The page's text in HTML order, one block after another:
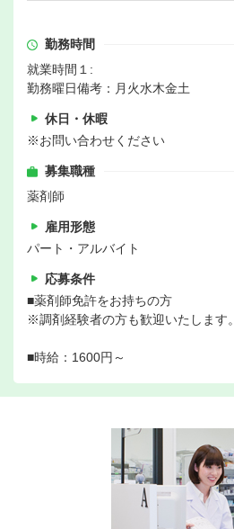
勤務時間
就業時間１:
勤務曜日備考：月火水木金土
休日・休暇
※お問い合わせください
募集職種
薬剤師
雇用形態
パート・アルバイト
応募条件
■薬剤師免許をお持ちの方
※調剤経験者の方も歓迎いたします。
■時給：1600円～